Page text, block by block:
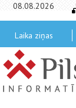
08.08.2026
Laika ziņas